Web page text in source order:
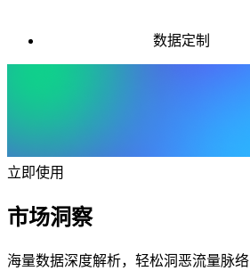
数据定制
立即使用
市场洞察
海量数据深度解析，轻松洞恶流量脉络